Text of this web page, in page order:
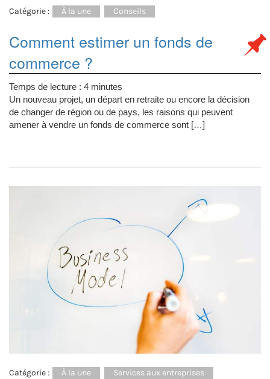
Catégorie : À la une Conseils
Comment estimer un fonds de
commerce ?
Temps de lecture : 4 minutes
Un nouveau projet, un départ en retraite ou encore la décision
de changer de région ou de pays, les raisons qui peuvent
amener à vendre un fonds de commerce sont […]
Catégorie : À la une Services aux entreprises